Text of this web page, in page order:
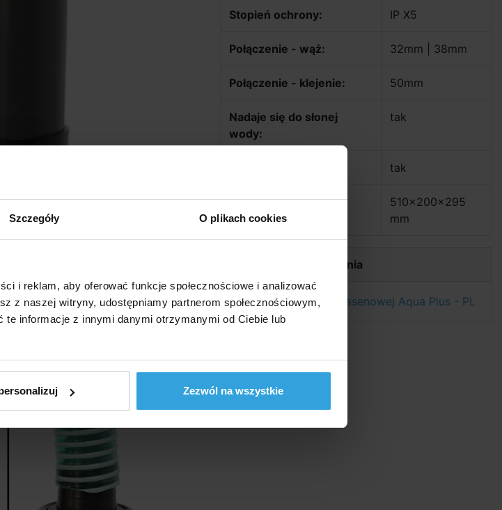
Szczegóły O plikach cookies
i reklam, aby oferować funkcje społecznościowe i analizować
z naszej witryny, udostępniamy partnerom społecznościowym,
informacje z innymi danymi otrzymanymi od Ciebie lub
Zezwól na wszystkie
Stopień ochrony: IP X5
Połączenie - wąż: 32mm | 38mm
Połączenie - klejenie: 50mm
Nadaje się do słonej
wody:
tak
tak
Wymiary (dł. x szer. x
wys.):
510x200x295
mm
Dokumenty do pobrania
Instrukcja pompy basenowej Aqua Plus - PL